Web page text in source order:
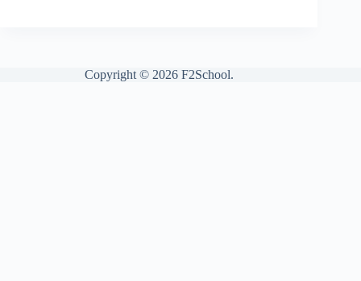
Copyright © 2026 F2School.